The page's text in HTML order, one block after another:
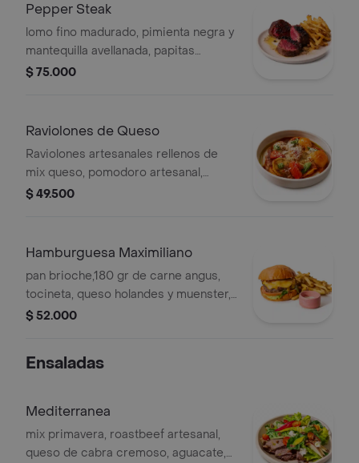
Pepper Steak
lomo fino madurado, pimienta negra y
mantequilla avellanada, papitas
rústicas
$ 75.000
Raviolones de Queso
Raviolones artesanales rellenos de
mix queso, pomodoro artesanal,
tomates confitados y queso
$ 49.500
Hamburguesa Maximiliano
pan brioche,180 gr de carne angus,
tocineta, queso holandes y muenster,
lechuga, tomate, mermelada artesanal
$ 52.000
Ensaladas
Mediterranea
mix primavera, roastbeef artesanal,
queso de cabra cremoso, aguacate,